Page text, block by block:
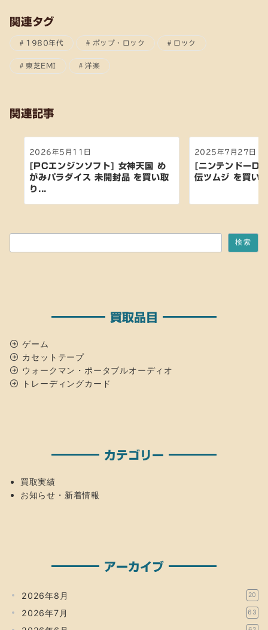
関連タグ
1980年代 ポップ・ロック ロック
東芝EMI 洋楽
関連記事
2026年5月11日
[PCエンジンソフト] 女神天国 め
がみパラダイス 未開封品 を買い取
り...
2025年7月27日
[ニンテンドー
伝ツムジ を買い
検索
買取品目
ゲーム
カセットテープ
ウォークマン・ポータブルオーディオ
トレーディングカード
カテゴリー
買取実績
お知らせ・新着情報
アーカイブ
2026年8月 20
2026年7月 63